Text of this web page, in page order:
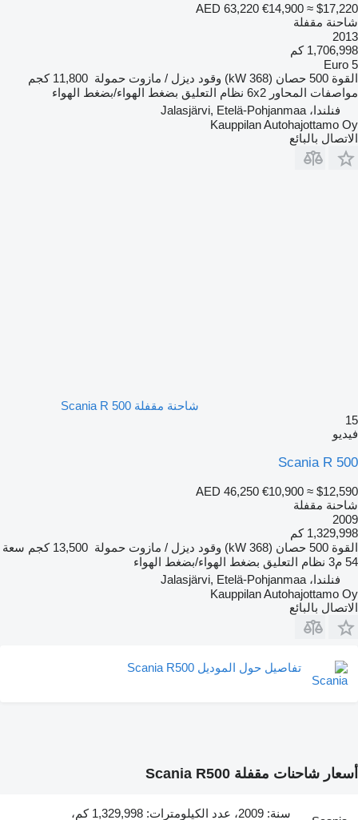
AED 63,220 €14,900 ≈ $17,220
شاحنة مقفلة
2013
1,706,998 كم
Euro 5
القوة 500 حصان (368 kW) وقود ديزل / مازوت حمولة 11,800 كجم
مواصفات المحاور 6x2 نظام التعليق بضغط الهواء/بضغط الهواء
فنلندا، Jalasjärvi, Etelä-Pohjanmaa
Kauppilan Autohajottamo Oy
الاتصال بالبائع
شاحنة مقفلة Scania R 500
15
فيديو
Scania R 500
AED 46,250 €10,900 ≈ $12,590
شاحنة مقفلة
2009
1,329,998 كم
القوة 500 حصان (368 kW) وقود ديزل / مازوت حمولة 13,500 كجم
سعة
54 م3
نظام التعليق بضغط الهواء/بضغط الهواء
فنلندا، Jalasjärvi, Etelä-Pohjanmaa
Kauppilan Autohajottamo Oy
الاتصال بالبائع
تفاصيل حول الموديل Scania R500
أسعار شاحنات مقفلة Scania R500
سنة: 2009، عدد الكيلومترات: 1,329,998 كم،